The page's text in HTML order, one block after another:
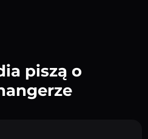
piszą o